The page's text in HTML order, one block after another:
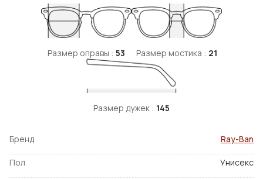
Размер оправы : 53 Размер мостика : 21
Размер дужек : 145
Бренд Ray-Ban
Пол Унисекс